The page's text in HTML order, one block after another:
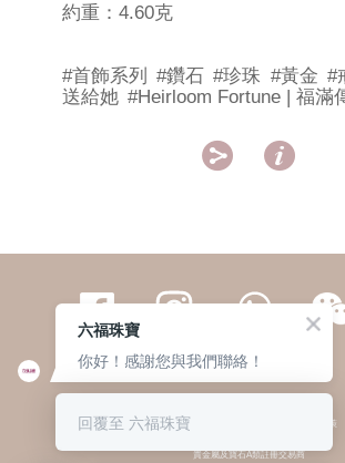
約重：4.60克
#首飾系列 #鑽石 #珍珠 #黃金 #
送給她 #Heirloom Fortune | 福滿
 
繁體 | 簡体
© 六福集團 版權所有 不得轉載 私隱政策
貴金屬及寶石A類註冊交易商
六福珠寶
你好！感謝您與我們聯絡！
回覆至 六福珠寶